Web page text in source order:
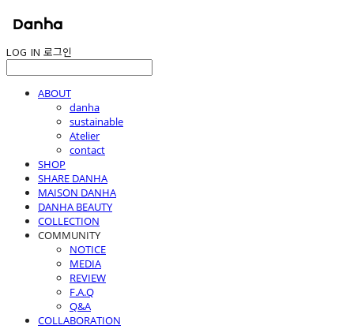
LOG IN 로그인
ABOUT
danha
sustainable
Atelier
contact
SHOP
SHARE DANHA
MAISON DANHA
DANHA BEAUTY
COLLECTION
COMMUNITY
NOTICE
MEDIA
REVIEW
F.A.Q
Q&A
COLLABORATION